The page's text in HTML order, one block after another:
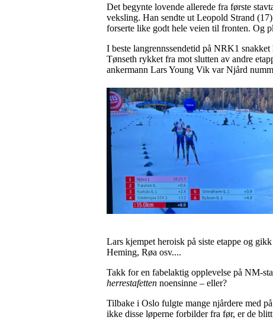
Det begynte lovende allerede fra første
veksling. Han sendte ut Leopold Strand
forserte like godt hele veien til fronten. Og
I beste langrennssendetid på NRK1
Tønseth rykket fra mot slutten av andre
ankermann Lars Young Vik var Njård
Lars kjempet heroisk på siste etappe og
Heming, Røa osv....
Takk for en fabelaktig opplevelse på NM-
herrestafetten noensinne – eller?
Tilbake i Oslo fulgte mange njårdere med
ikke disse løperne forbilder fra før, er de